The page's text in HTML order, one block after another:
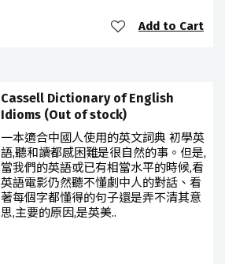
Add to Cart
Cassell Dictionary of English
Idioms (Out of stock)
一本適合中國人使用的英文詞典 初學英
語,聽和讀都感困難是很自然的事。但是,
當我們的英語或已有相當水平的時候,看
英語電影仍然聽不懂劇中人的對話、看
著每個字都懂得的句子還是弄不清其意
思,主要的原因,是英美..